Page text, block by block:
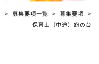
> 募集要項一覧 > 募集要項
>
保育士（中途）旗の台